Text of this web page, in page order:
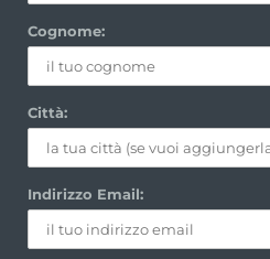
Cognome:
Città:
Indirizzo Email: